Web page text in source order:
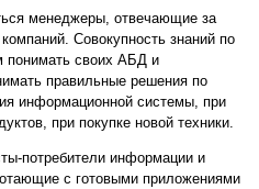
менеджеры, отвечающие за
Совокупность знаний по
понимать своих АБД и
правильные решения по
информационной системы, при
при покупке новой техники.
потребители информации и
с готовыми приложениями